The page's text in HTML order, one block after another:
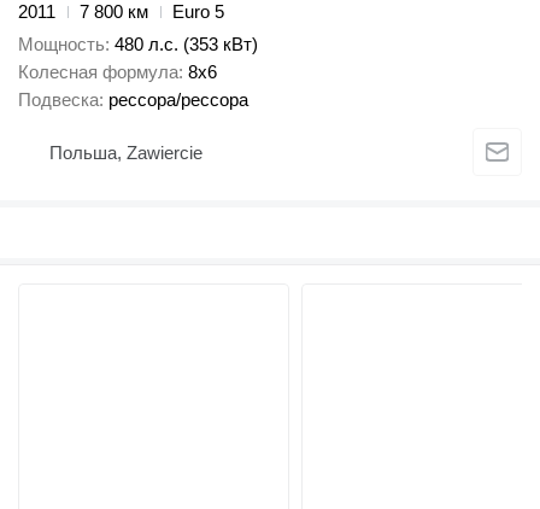
2011
7 800 км
Euro 5
Мощность 480 л.с. (353 кВт)
Колесная формула 8x6
Подвеска рессора/рессора
Польша, Zawiercie